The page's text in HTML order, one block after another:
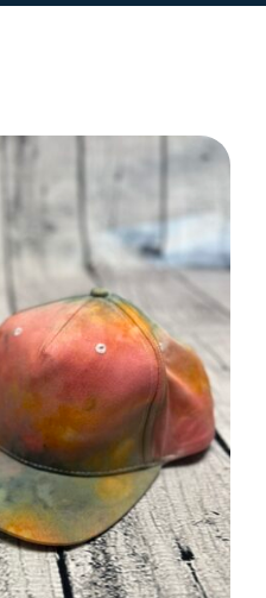
/ DETAILS